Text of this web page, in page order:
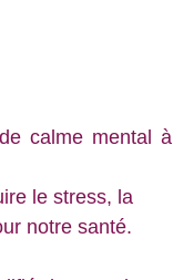
calme mental à
le stress, la
notre santé.